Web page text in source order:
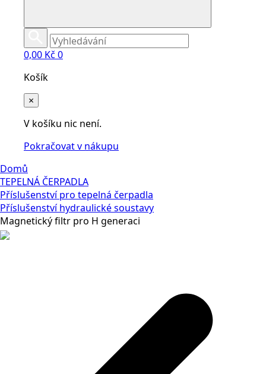
0,00 Kč 0
Košík
×
V košíku nic není.
Pokračovat v nákupu
Domů
TEPELNÁ ČERPADLA
Příslušenství pro tepelná čerpadla
Příslušenství hydraulické soustavy
Magnetický filtr pro H generaci